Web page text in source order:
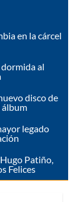
en la cárcel
al
disco de
álbum
legado
Patiño,
Felices